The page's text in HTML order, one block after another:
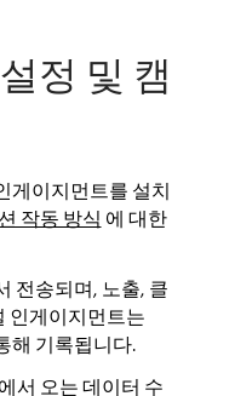
정 및 캠
게이지먼트를 설치
작동 방식 에 대한
전송되며, 노출, 클
인게이지먼트는
해 기록됩니다.
서 오는 데이터 수